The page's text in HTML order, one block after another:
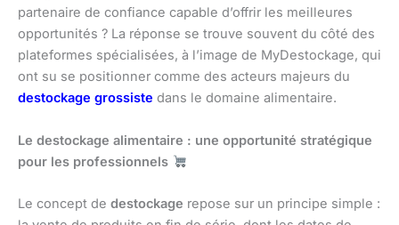
partenaire de confiance capable d’offrir les meilleures
opportunités ? La réponse se trouve souvent du côté des
plateformes spécialisées, à l’image de MyDestockage, qui
ont su se positionner comme des acteurs majeurs du
destockage grossiste dans le domaine alimentaire.
Le destockage alimentaire : une opportunité stratégique
pour les professionnels
Le concept de destockage repose sur un principe simple :